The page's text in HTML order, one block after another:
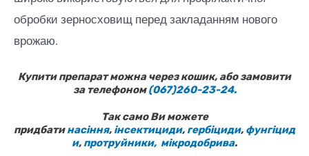
обробки зерносховищ перед закладанням нового
врожаю.
Купити препарат можна через кошик, або замовити
за телефоном(067)260-23-24.
Так само Ви можете
придбатинасіння, інсектициди, гербіциди, фунгіцид
и, протруйники, мікродобрива.